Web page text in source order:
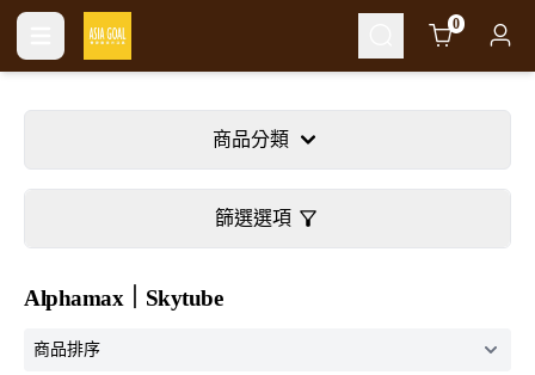
Cart 0
商品分類
篩選選項
Alphamax｜Skytube